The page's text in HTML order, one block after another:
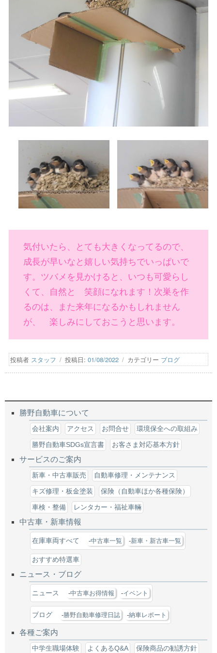
気付いたら、とても大きくなってるので、
成長が早いなと嬉しい気持ちでいっぱいで
す。ツバメを見かけると、いつも可愛らし
くて、自然と 笑顔になれます！次巣を作
るのは、また来年になるかもしれません
が、 楽しみにしておこうと思います。
投稿者 スタッフ 投稿日: 01/08/2022 カテゴリー ブログ
勝野自動車について
会社案内 アクセス お問合せ 環境保全への取組み
勝野自動車SDGs宣言書 お客さま対応基本方針
サービスのご案内
新車・中古車販売 自動車修理・メンテナンス
キズ修理・板金塗装 保険（自動車ほか各種保険）
車検・整備 レンタカー・福祉車輛
中古車・新車情報
在庫車両すべて 中古車一覧 新車・新古車一覧
おすすめ特選車
ニュース・ブログ
ニュース 中古車お得情報 イベント
ブログ 勝野自動車修理日誌 納車レポート
各種ご案内
中学生職場体験 よくあるQ&A 保険商品の勧誘方針